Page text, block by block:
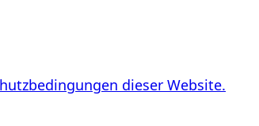
dieser Website.